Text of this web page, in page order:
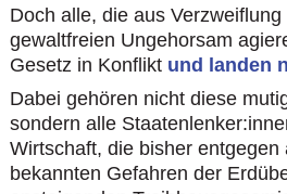
Doch alle, die aus
gewaltfreien Ungehorsam
Gesetz in Konflikt und landen
Dabei gehören nicht diese
sondern alle
Wirtschaft, die bisher
bekannten Gefahren der